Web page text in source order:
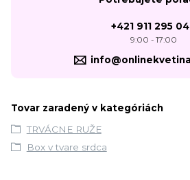
+421 911 295
9:00 - 17:00
Tovar zaradený v kategóriách
TRVÁCNE RUŽE
Box v tvare srdca